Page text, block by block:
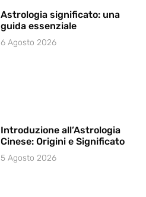
Astrologia significato: una
guida essenziale
6 Agosto 2026
Introduzione all’Astrologia
Cinese: Origini e Significato
5 Agosto 2026